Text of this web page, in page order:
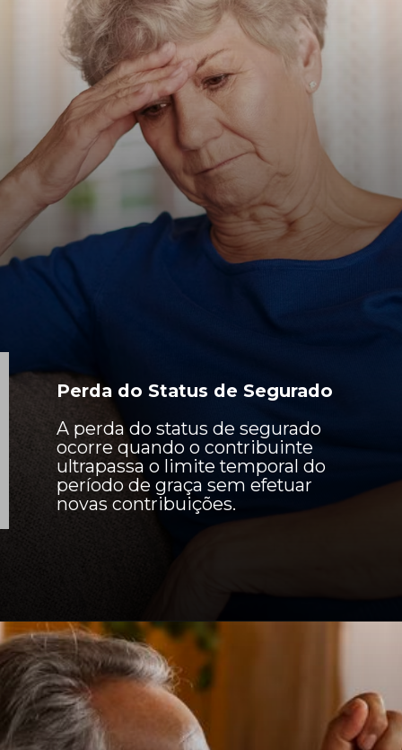
Perda do Status de Segurado
A perda do status de segurado
ocorre quando o contribuinte
ultrapassa o limite temporal do
período de graça sem efetuar
novas contribuições.